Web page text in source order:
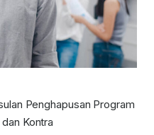
Penghapusan Program
Kontra